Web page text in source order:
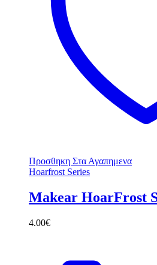
Προσθηκη Στα Αγαπημενα
Hoarfrost Series
Makear HoarFrost
4.00€